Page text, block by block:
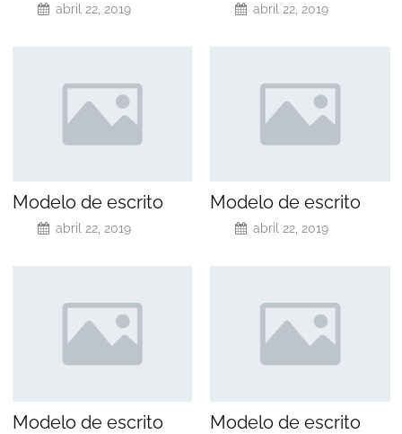
abril 22, 2019 abril 22, 2019
Modelo de escrito
abril 22, 2019
Modelo de escrito
abril 22, 2019
Modelo de escrito Modelo de escrito